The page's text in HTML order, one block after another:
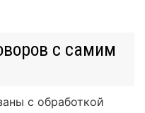
с самим
с обработкой